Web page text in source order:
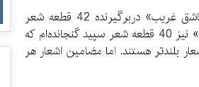
وی در ادامه توضیح داد: دفتر شعر «ترانه‌های عاشق غریب» دربرگیرنده 42 قطعه شعر
سپید کوتاه است. در مجموعه شعر «ضیافت آینه‌ها» نیز 40 قطعه شعر سپید گنجانده‌ام که
بلندتر هستند. اما مضامین اشعار هر